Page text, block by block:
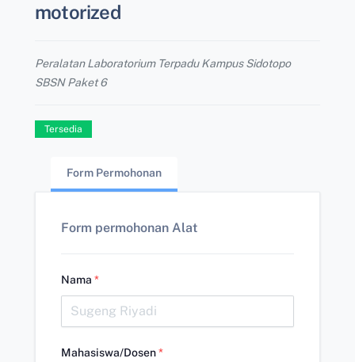
motorized
Peralatan Laboratorium Terpadu Kampus Sidotopo
SBSN Paket 6
Tersedia
Form Permohonan
Form permohonan Alat
Nama *
Mahasiswa/Dosen*